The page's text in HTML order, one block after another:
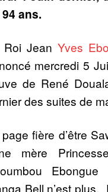
ans.
Roi Jean Yves
mercredi 5
de René
des suites de
fière d’être
mère
Bell n’est